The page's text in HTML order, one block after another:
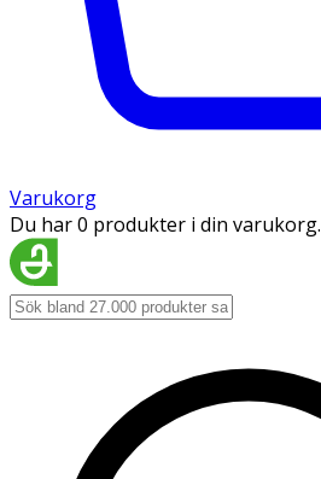
Varukorg
Du har 0 produkter i din varukorg.